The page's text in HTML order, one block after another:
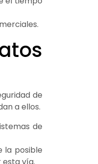
de
a ellos.
de
la posible
esta vía.